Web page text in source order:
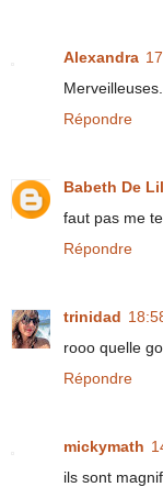
Alexandra
Merveilleuses...
Répondre
Babeth De
faut pas me
Répondre
trinidad
rooo quelle
Répondre
mickymath
ils sont